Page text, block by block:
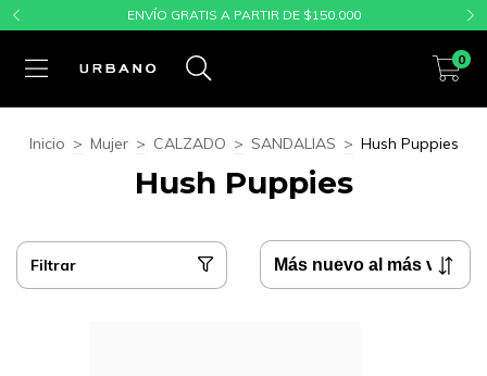
ENVÍO GRATIS A PARTIR DE $150.000
0
Inicio > Mujer > CALZADO > SANDALIAS > Hush Puppies
Hush Puppies
Filtrar